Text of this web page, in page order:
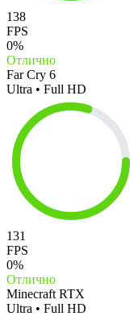
138
FPS
0%
Отлично
Far Cry 6
Ultra • Full HD
131
FPS
0%
Отлично
Minecraft RTX
Ultra • Full HD